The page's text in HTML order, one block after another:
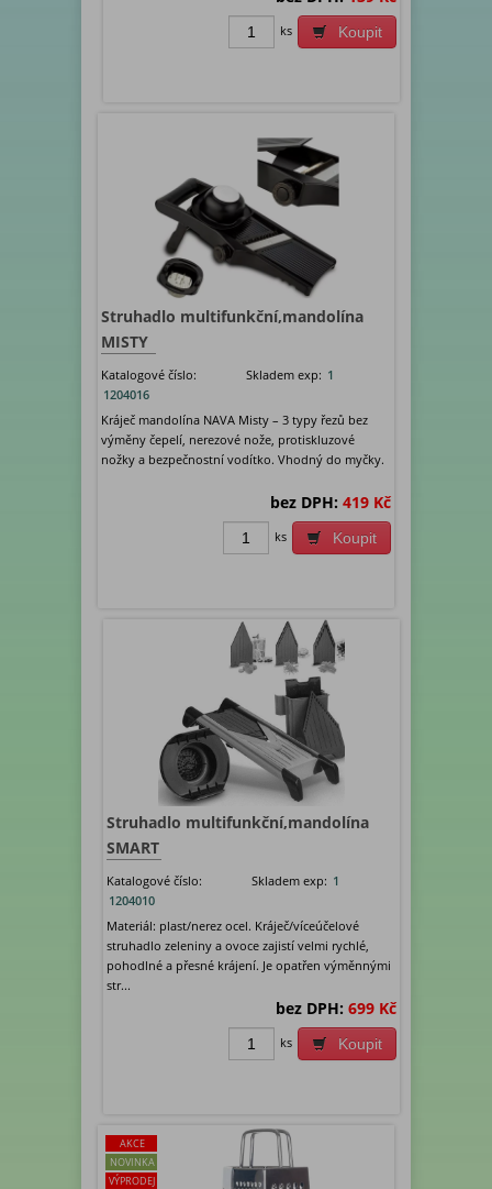
Koupit
ks
Struhadlo multifunkční,mandolína
MISTY
Katalogové číslo:
1204016
Skladem exp: 1
Kráječ mandolína NAVA Misty – 3 typy řezů bez
výměny čepelí, nerezové nože, protiskluzové
nožky a bezpečnostní vodítko. Vhodný do myčky.
bez DPH: 419 Kč
Koupit
ks
Struhadlo multifunkční,mandolína
SMART
Katalogové číslo:
1204010
Skladem exp: 1
Materiál: plast/nerez ocel. Kráječ/víceúčelové
struhadlo zeleniny a ovoce zajistí velmi rychlé,
pohodlné a přesné krájení. Je opatřen výměnnými
str...
bez DPH: 699 Kč
Koupit
ks
AKCE
NOVINKA
VÝPRODEJ